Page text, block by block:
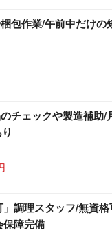
包作業/午前中だけの
チェックや製造補助/
」調理スタッフ/無資
保障完備